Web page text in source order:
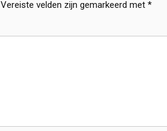
Vereiste velden zijn gemarkeerd met *